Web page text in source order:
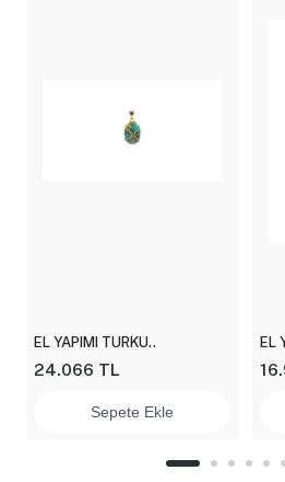
EL YAPIMI TURKU..
24.066 TL
Sepete Ekle
EL